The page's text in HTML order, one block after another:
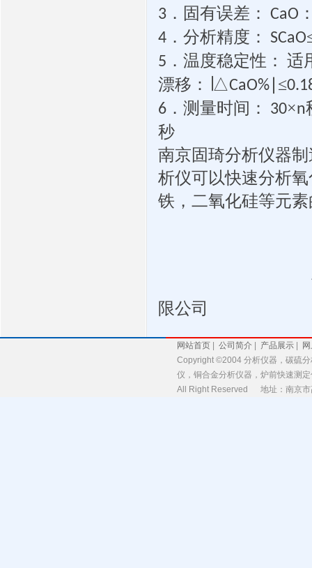
3 ．固有误差： CaO
4 ．分析精度： SCaO
5 ．温度稳定性： 适
漂移：∣△CaO% ∣≤
6 ．测量时间： 30×n
秒
南京固琦分析仪器
析仪可以快速分析
铁，二氧化硅等元
限公司
网站首页 公司简介 产品展示
Copyright ©2004 分析仪器，碳硫
仪，铜合金分析仪器，炉前快速测
All Right Reserved 地址：南京